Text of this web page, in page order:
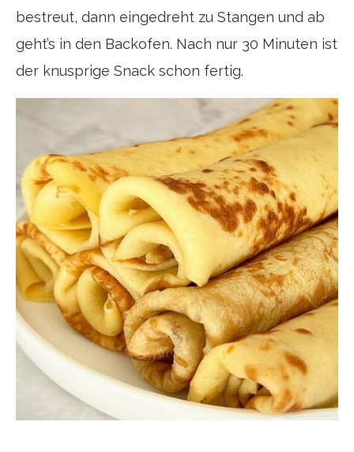
bestreut, dann eingedreht zu Stangen und ab
geht’s in den Backofen. Nach nur 30 Minuten ist
der knusprige Snack schon fertig.